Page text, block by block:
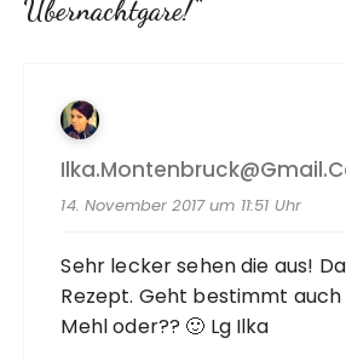
Übernachtgare!“
14. November 2017 um 11:51 Uhr
Sehr lecker sehen die aus!
Rezept. Geht bestimmt
Mehl oder?? 🙂 Lg Ilka